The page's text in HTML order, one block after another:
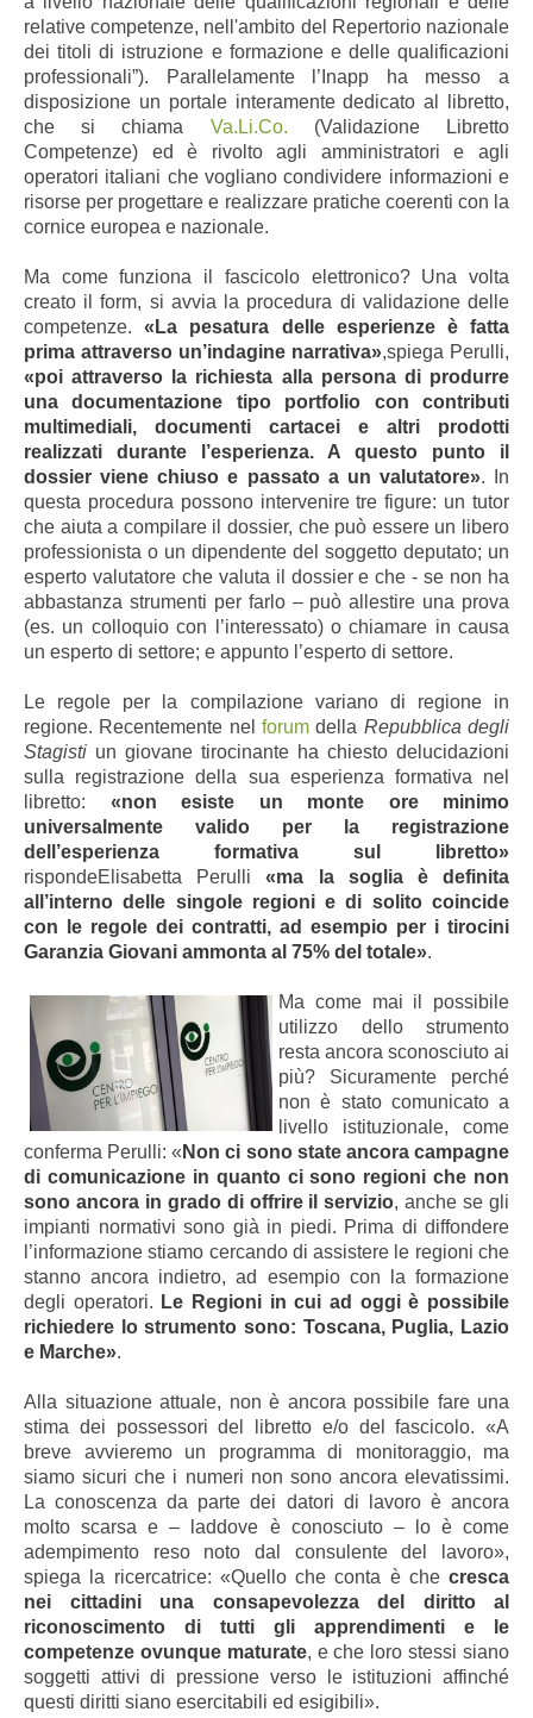
relative competenze, nell'ambito del Repertorio nazionale
dei titoli di istruzione e formazione e delle qualificazioni
professionali”). Parallelamente l’Inapp ha messo a
disposizione un portale interamente dedicato al libretto,
che si chiama Va.Li.Co. (Validazione Libretto
Competenze) ed è rivolto agli amministratori e agli
operatori italiani che vogliano condividere informazioni e
risorse per progettare e realizzare pratiche coerenti con la
cornice europea e nazionale.
Ma come funziona il fascicolo elettronico? Una volta
creato il form, si avvia la procedura di validazione delle
competenze.«La pesatura delle esperienze è fatta
prima attraverso un’indagine narrativa»,spiega Perulli,
«poi attraverso la richiesta alla persona di produrre
una documentazione tipo portfolio con contributi
multimediali, documenti cartacei e altri prodotti
realizzati durante l’esperienza. A questo punto il
dossier viene chiuso e passato a un valutatore». In
questa procedura possono intervenire tre figure: un tutor
che aiuta a compilare il dossier, che può essere un libero
professionista o un dipendente del soggetto deputato; un
esperto valutatore che valuta il dossier e che - se non ha
abbastanza strumenti per farlo – può allestire una prova
(es. un colloquio con l’interessato) o chiamare in causa
un esperto di settore; e appunto l’esperto di settore.
Le regole per la compilazione variano di regione in
regione. Recentemente nelforum della Repubblica degli
Stagisti un giovane tirocinante ha chiesto delucidazioni
sulla registrazione della sua esperienza formativa nel
libretto:
«non esiste un monte ore minimo
universalmente valido per la registrazione
dell’esperienza formativa sul libretto»
rispondeElisabetta Perulli«ma la soglia è definita
all’interno delle singole regioni e di solito coincide
con le regole dei contratti, ad esempio per i tirocini
Garanzia Giovani ammonta al 75% del totale».
Ma come mai il possibile
utilizzo dello strumento
resta ancora sconosciuto ai
più? Sicuramente perché
non è stato comunicato a
livello istituzionale, come
conferma Perulli: « Non ci sono state ancora campagne
di comunicazione in quanto ci sono regioni che non
sono ancora in grado di offrire il servizio, anche se gli
impianti normativi sono già in piedi. Prima di diffondere
l’informazione stiamo cercando di assistere le regioni che
stanno ancora indietro, ad esempio con la formazione
degli operatori. Le Regioni in cui ad oggi è possibile
richiedere lo strumento sono: Toscana, Puglia, Lazio
e Marche».
Alla situazione attuale, non è ancora possibile fare una
stima dei possessori del libretto e/o del fascicolo. «A
breve avvieremo un programma di monitoraggio, ma
siamo sicuri che i numeri non sono ancora elevatissimi.
La conoscenza da parte dei datori di lavoro è ancora
molto scarsa e – laddove è conosciuto – lo è come
adempimento reso noto dal consulente del lavoro»,
spiega la ricercatrice: «Quello che conta è che cresca
nei cittadini una consapevolezza del diritto al
riconoscimento di tutti gli apprendimenti e le
competenze ovunque maturate, e che loro stessi siano
soggetti attivi di pressione verso le istituzioni affinché
questi diritti siano esercitabili ed esigibili».